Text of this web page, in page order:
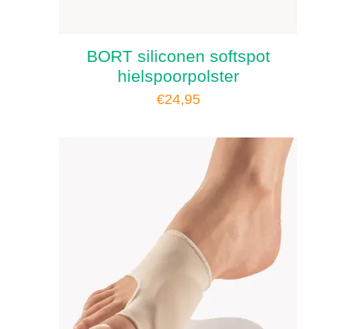
BORT siliconen softspot
hielspoorpolster
€24,95